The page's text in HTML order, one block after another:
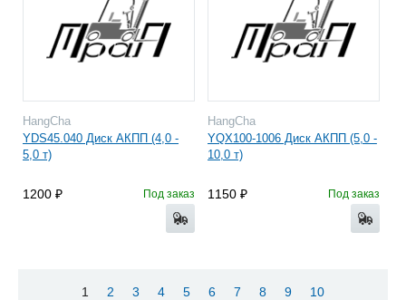
HangCha
YDS45.040 Диск АКПП (4,0 -
5,0 т)
1200 Под заказ
HangCha
YQX100-1006 Диск АКПП (5,0 -
10,0 т)
1150 Под заказ
1 2 3 4 5 6 7 8 9 10